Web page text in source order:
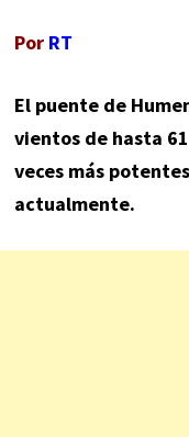
Por RT
El puente de
vientos de hasta
veces más
actualmente.